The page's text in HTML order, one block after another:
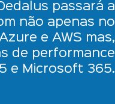
passará a
não apenas no
e AWS mas,
de performance
e Microsoft 365.